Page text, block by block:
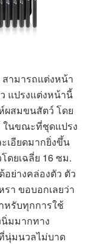
ามารถแต่งหน้า
แปรงแต่งหน้านี้
ผสมขนสัตว์ โดย
ในขณะที่ชุดแปรง
เอียดมากยิ่งขึ้น
ดยเฉลี่ย 16 ซม.
ย่างคล่องตัว ตัว
า ขอบอกเลยว่า
หรับทุกการใช้
มมากทาง
นุ่มนวลไม่บาด